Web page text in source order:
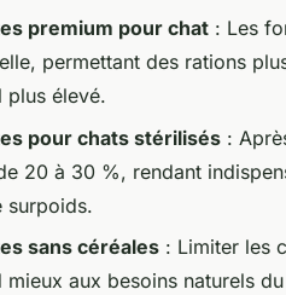
premium pour chat : Les
permettant des rations
plus élevé.
pour chats stérilisés :
20 à 30 %, rendant
surpoids.
sans céréales : Limiter les
mieux aux besoins naturels